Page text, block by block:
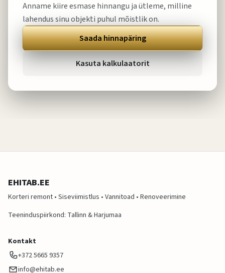
Anname kiire esmase hinnangu ja ütleme, milline
lahendus sinu objekti puhul mõistlik on.
Saada hinnapäring
Kasuta kalkulaatorit
EHITAB.EE
Korteri remont • Siseviimistlus • Vannitoad • Renoveerimine
Teeninduspiirkond: Tallinn & Harjumaa
Kontakt
+372 5665 9357
info@ehitab.ee